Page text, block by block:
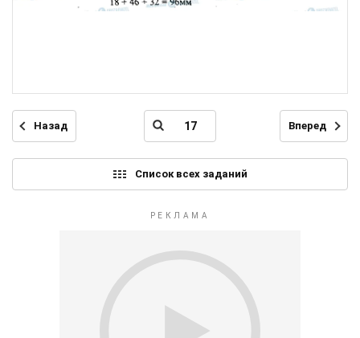
Назад Вперед
Список всех заданий